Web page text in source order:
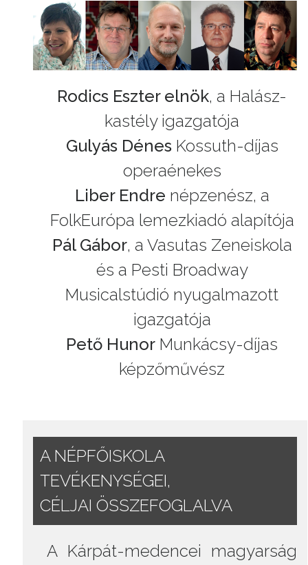
Rodics Eszter elnök, a Halász-
kastély igazgatója
Gulyás DénesKossuth-díjas
operaénekes
Liber Endre népzenész, a
FolkEurópa lemezkiadó alapítója
Pál Gábor, a Vasutas Zeneiskola
és a Pesti Broadway
Musicalstúdió nyugalmazott
igazgatója
Pető Hunor Munkácsy-díjas
képzőművész
A NÉPFŐISKOLA
TEVÉKENYSÉGEI,
CÉLJAI ÖSSZEFOGLALVA
A Kárpát-medencei magyarság